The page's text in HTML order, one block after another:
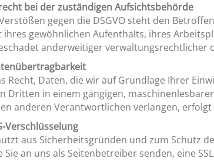
bei der zuständigen Aufsichtsbehörde
gegen die DSGVO steht den
ihres gewöhnlichen Aufenthalts, ihres
anderweitiger verwaltungsrechtlicher
Recht, Daten, die wir auf Grundlage Ihrer
Dritten in einem gängigen,
anderen Verantwortlichen verlangen,
Verschlüsselung
aus Sicherheitsgründen und zum Schutz
Sie an uns als Seitenbetreiber senden, eine